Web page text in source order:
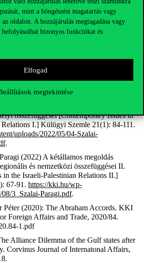
mint a böngészési magatartás vagy
oldalon. A hozzájárulás megtagadása vagy
befolyásolhat bizonyos funkciókat és
Elfogad
megtekintése
Spring 2.0. International Journal of Euro-
vol. 15, no. 1, pp.3-30.
2232-6022/15.3-30.pdf.
Paragi (2023): Egy még újabb Közel-
háttere és regionális
A nemzetközi rendszer
elején. Budapest: Budapesti Corvinus
összefüggései [Contemporary Issues in
I.] Külügyi Szemle 21(1): 84-111.
uploads/2022/05/04-Szalai-
.
(2022) A kétállamos megoldás
és nemzetközi összefüggései II.
in the Israeli-Palestinian Relations II.]
67-91. https://kki.hu/wp-
3_Szalai-Paragi.pdf.
Péter (2020): The Abraham Accords. KKI
Foreign Affairs and Trade, 2020/84.
1.pdf
Alliance Dilemma of the Gulf states after
Corvinus Journal of Internatonal Affairs,